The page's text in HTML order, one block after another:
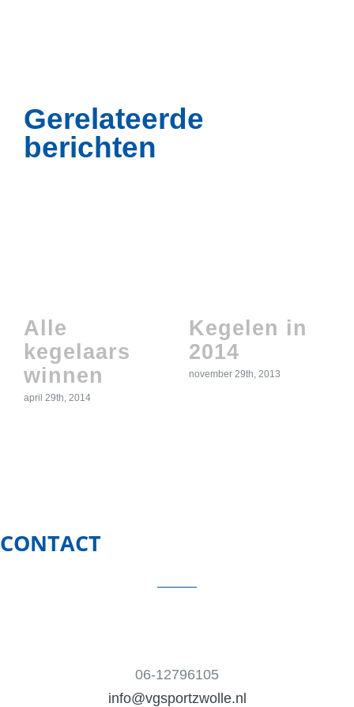
Gerelateerde
berichten
Alle
kegelaars
winnen
april 29th, 2014
Kegelen in
2014
november 29th, 2013
CONTACT
06-12796105
info@vgsportzwolle.nl